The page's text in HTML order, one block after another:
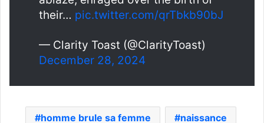
their… pic.twitter.com/qrTbkb90bJ
— Clarity Toast (@ClarityToast)
December 28, 2024
homme brule sa femme naissance